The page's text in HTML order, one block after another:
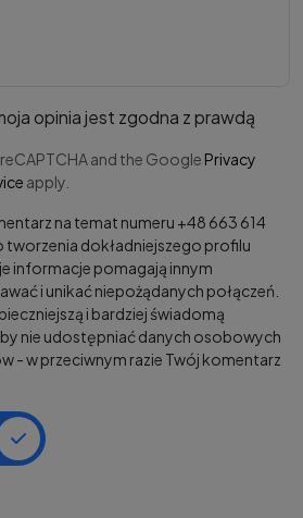
opinia jest zgodna z prawdą
and the Google Privacy
apply.
na temat numeru +48 663 614
tworzenia dokładniejszego profilu
informacje pomagają innym
i unikać niepożądanych połączeń.
i bardziej świadomą
nie udostępniać danych osobowych
- w przeciwnym razie Twój komentarz